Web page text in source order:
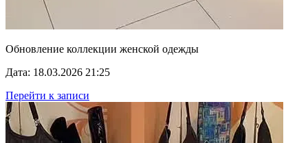
Обновление коллекции женской одежды
Дата: 18.03.2026 21:25
Перейти к записи